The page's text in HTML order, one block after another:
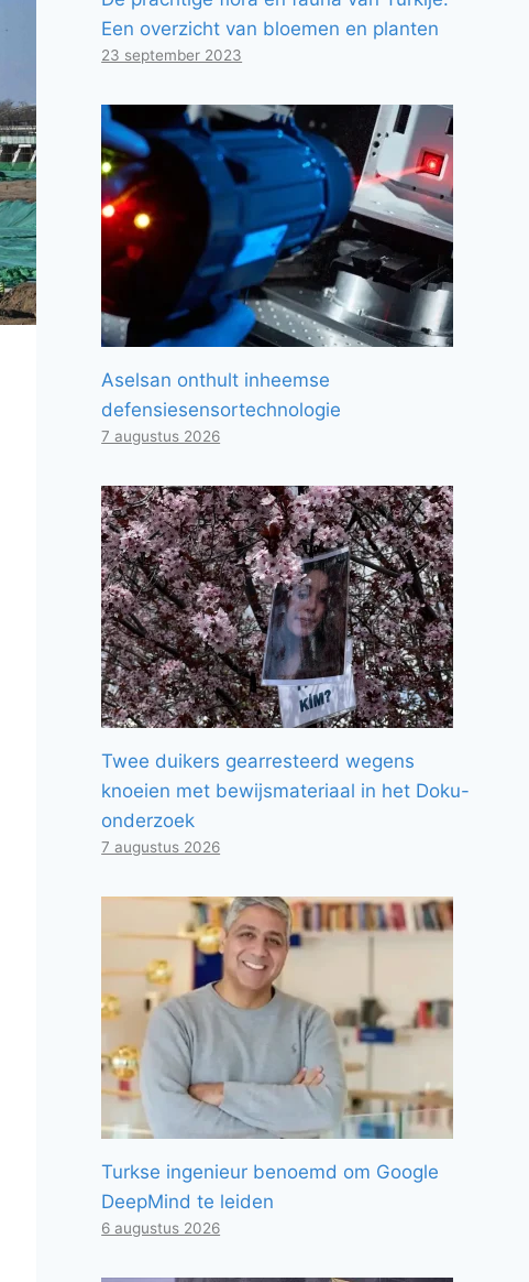
Een overzicht van bloemen en planten
23 september 2023
Aselsan onthult inheemse
defensiesensortechnologie
7 augustus 2026
Twee duikers gearresteerd wegens
knoeien met bewijsmateriaal in het Doku-
onderzoek
7 augustus 2026
Turkse ingenieur benoemd om Google
DeepMind te leiden
6 augustus 2026